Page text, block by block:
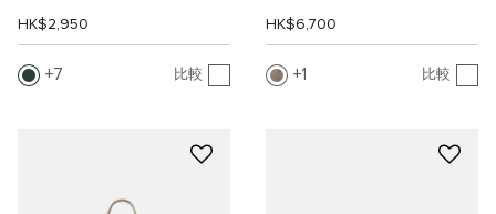
HK$2,950
7 比較
HK$6,700
1 比較